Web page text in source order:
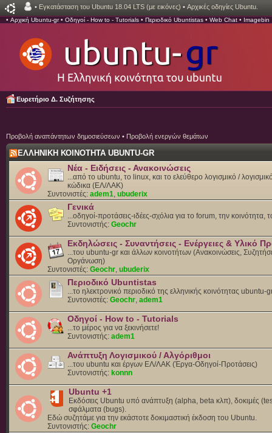
• Εγκατάσταση του Ubuntu 18.04 LTS (με εικόνες) • Αρχικές οδηγίες Ubuntu.
• Αρχική Ubuntu-gr• Οδηγοί - How to - Tutorials • Περιοδικό Ubuntistas • Web Chat • Imagebin
Ευρετήριο Δ. Συζήτησης
Προβολή αναπάντητων δημοσιεύσεων • Προβολή ενεργών θεμάτων
ΕΛΛΗΝΙΚΗ ΚΟΙΝΟΤΗΤΑ UBUNTU-GR
Νέα - Ειδήσεις - Ανακοινώσεις
...από το ubuntu, το linux, και το ελεύθερο λογισμικό /
κώδικα (ΕΛ/ΛΑΚ)
Συντονιστές: adem1 ubuderix
Γενικά
...οδηγοί-προτάσεις-ιδέες-σχόλια για το forum, την κοινότητα,
Συντονιστής: Geochr
Εκδηλώσεις - Συναντήσεις - Ενέργειες & Υλικό
...του ubuntu-gr και άλλων κοινοτήτων (Ανακοινώσεις,
Οργάνωση)
Συντονιστές: Geochr ubuderix
Περιοδικό Ubuntistas
...το ηλεκτρονικό περιοδικό της ελληνικής κοινότητας ubuntu-
Συντονιστές: Geochr adem1
Οδηγοί - How to - Tutorials
...το μέρος για να ξεκινήσετε!
Συντονιστής: adem1
Ανάπτυξη Λογισμικού / Αλγόριθμοι
...του ubuntu και έργων ΕΛ/ΛΑΚ (Έργα-Οδηγοί-Προτάσεις)
Συντονιστής: konnn
Ubuntu +1
Εκδόσεις Ubuntu υπό ανάπτυξη (alpha, beta κλπ), δοκιμές
σφάλματα (bugs).
Eδώ συζητάμε για την εκάστοτε δοκιμαστική έκδοση του Ubuntu.
Συντονιστής: Geochr